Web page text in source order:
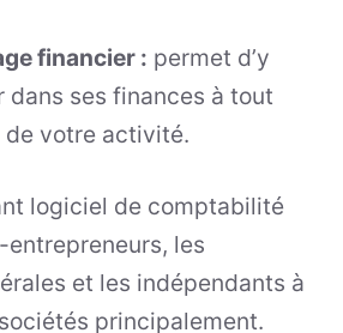
financier : permet d’y
dans ses finances à tout
de votre activité.
logiciel de comptabilité
les
et les indépendants à
principalement.